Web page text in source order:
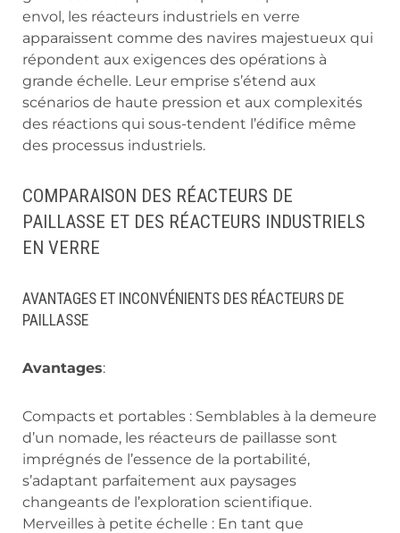
envol, les réacteurs industriels en verre
apparaissent comme des navires majestueux qui
répondent aux exigences des opérations à
grande échelle. Leur emprise s’étend aux
scénarios de haute pression et aux complexités
des réactions qui sous-tendent l’édifice même
des processus industriels.
COMPARAISON DES RÉACTEURS DE
PAILLASSE ET DES RÉACTEURS INDUSTRIELS
EN VERRE
AVANTAGES ET INCONVÉNIENTS DES RÉACTEURS DE
PAILLASSE
Avantages:
Compacts et portables : Semblables à la demeure
d’un nomade, les réacteurs de paillasse sont
imprégnés de l’essence de la portabilité,
s’adaptant parfaitement aux paysages
changeants de l’exploration scientifique.
Merveilles à petite échelle : En tant que